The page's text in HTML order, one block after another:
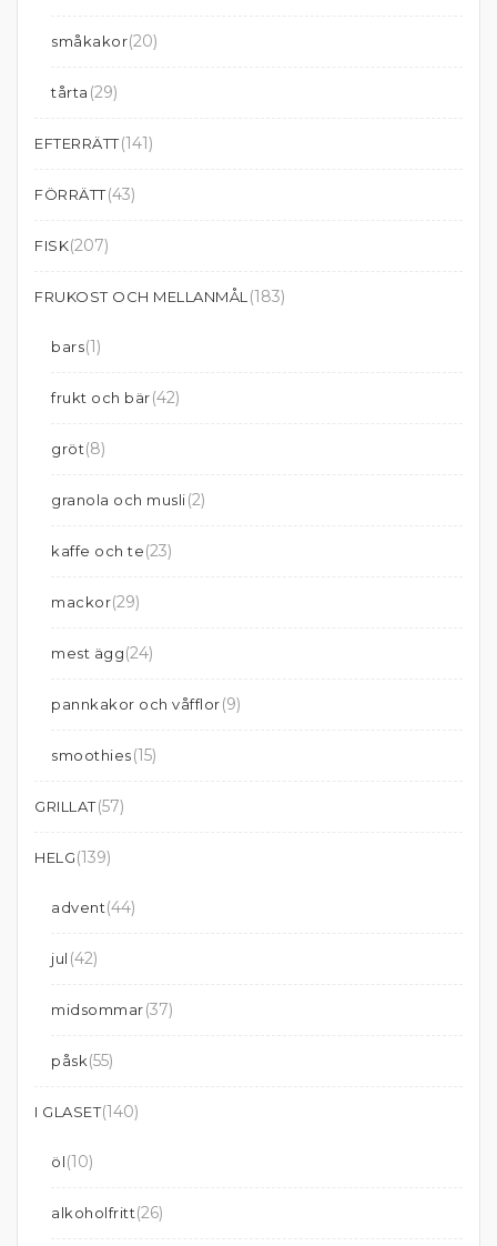
småkakor(20)
tårta (29)
EFTERRÄTT(141)
FÖRRÄTT(43)
FISK(207)
FRUKOST OCH MELLANMÅL (183)
bars(1)
frukt och bär(42)
gröt(8)
granola och musli(2)
kaffe och te(23)
mackor(29)
mest ägg(24)
pannkakor och våfflor(9)
smoothies(15)
GRILLAT(57)
HELG(139)
advent(44)
jul (42)
midsommar(37)
påsk(55)
I GLASET(140)
öl(10)
alkoholfritt(26)